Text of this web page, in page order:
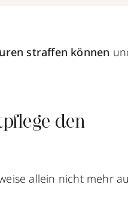
straffen können
den
allein nicht mehr